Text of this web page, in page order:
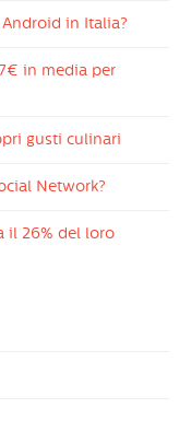
in Italia?
in media per
gusti culinari
Network?
il 26% del loro